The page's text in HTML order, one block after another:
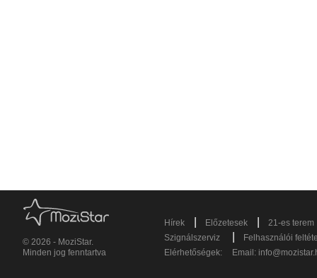
© 2026 - MoziStar.
Minden jog fenntartva
Hírek Előzetesek
21-es terem
Szignálszerviz
Felhasználói
Elérhetőségek:
Email: